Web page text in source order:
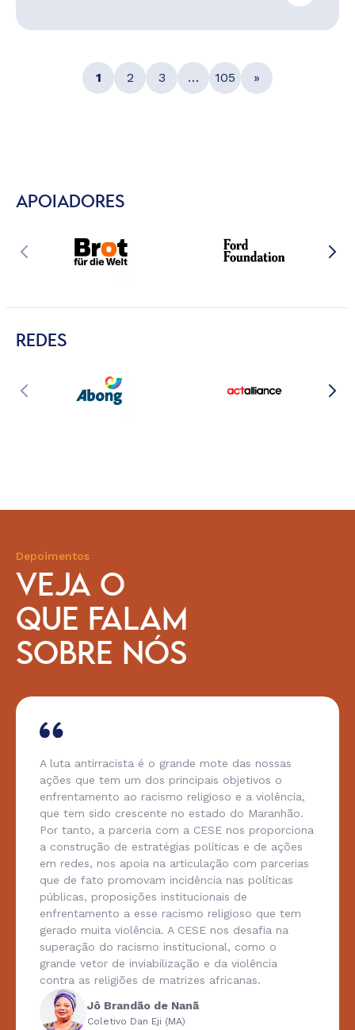
1 2 3 … 105 »
APOIADORES
REDES
Depoimentos
VEJA O
QUE FALAM
SOBRE NÓS
A luta antirracista é o grande mote das nossas
ações que tem um dos principais objetivos o
enfrentamento ao racismo religioso e a violência,
que tem sido crescente no estado do Maranhão.
Por tanto, a parceria com a CESE nos proporciona
a construção de estratégias políticas e de ações
em redes, nos apoia na articulação com parcerias
que de fato promovam incidência nas políticas
públicas, proposições institucionais de
enfrentamento a esse racismo religioso que tem
gerado muita violência. A CESE nos desafia na
superação do racismo institucional, como o
grande vetor de inviabilização e da violência
contra as religiões de matrizes africanas.
Jô Brandão de Nanã
Coletivo Dan Eji (MA)